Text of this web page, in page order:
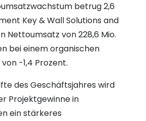
betrug 2,6
Key & Wall Solutions and
Nettoumsatz von 228,6 Mio.
bei einem organischen
-1,4 Prozent.
des Geschäftsjahres wird
Projektgewinne in
ein stärkeres